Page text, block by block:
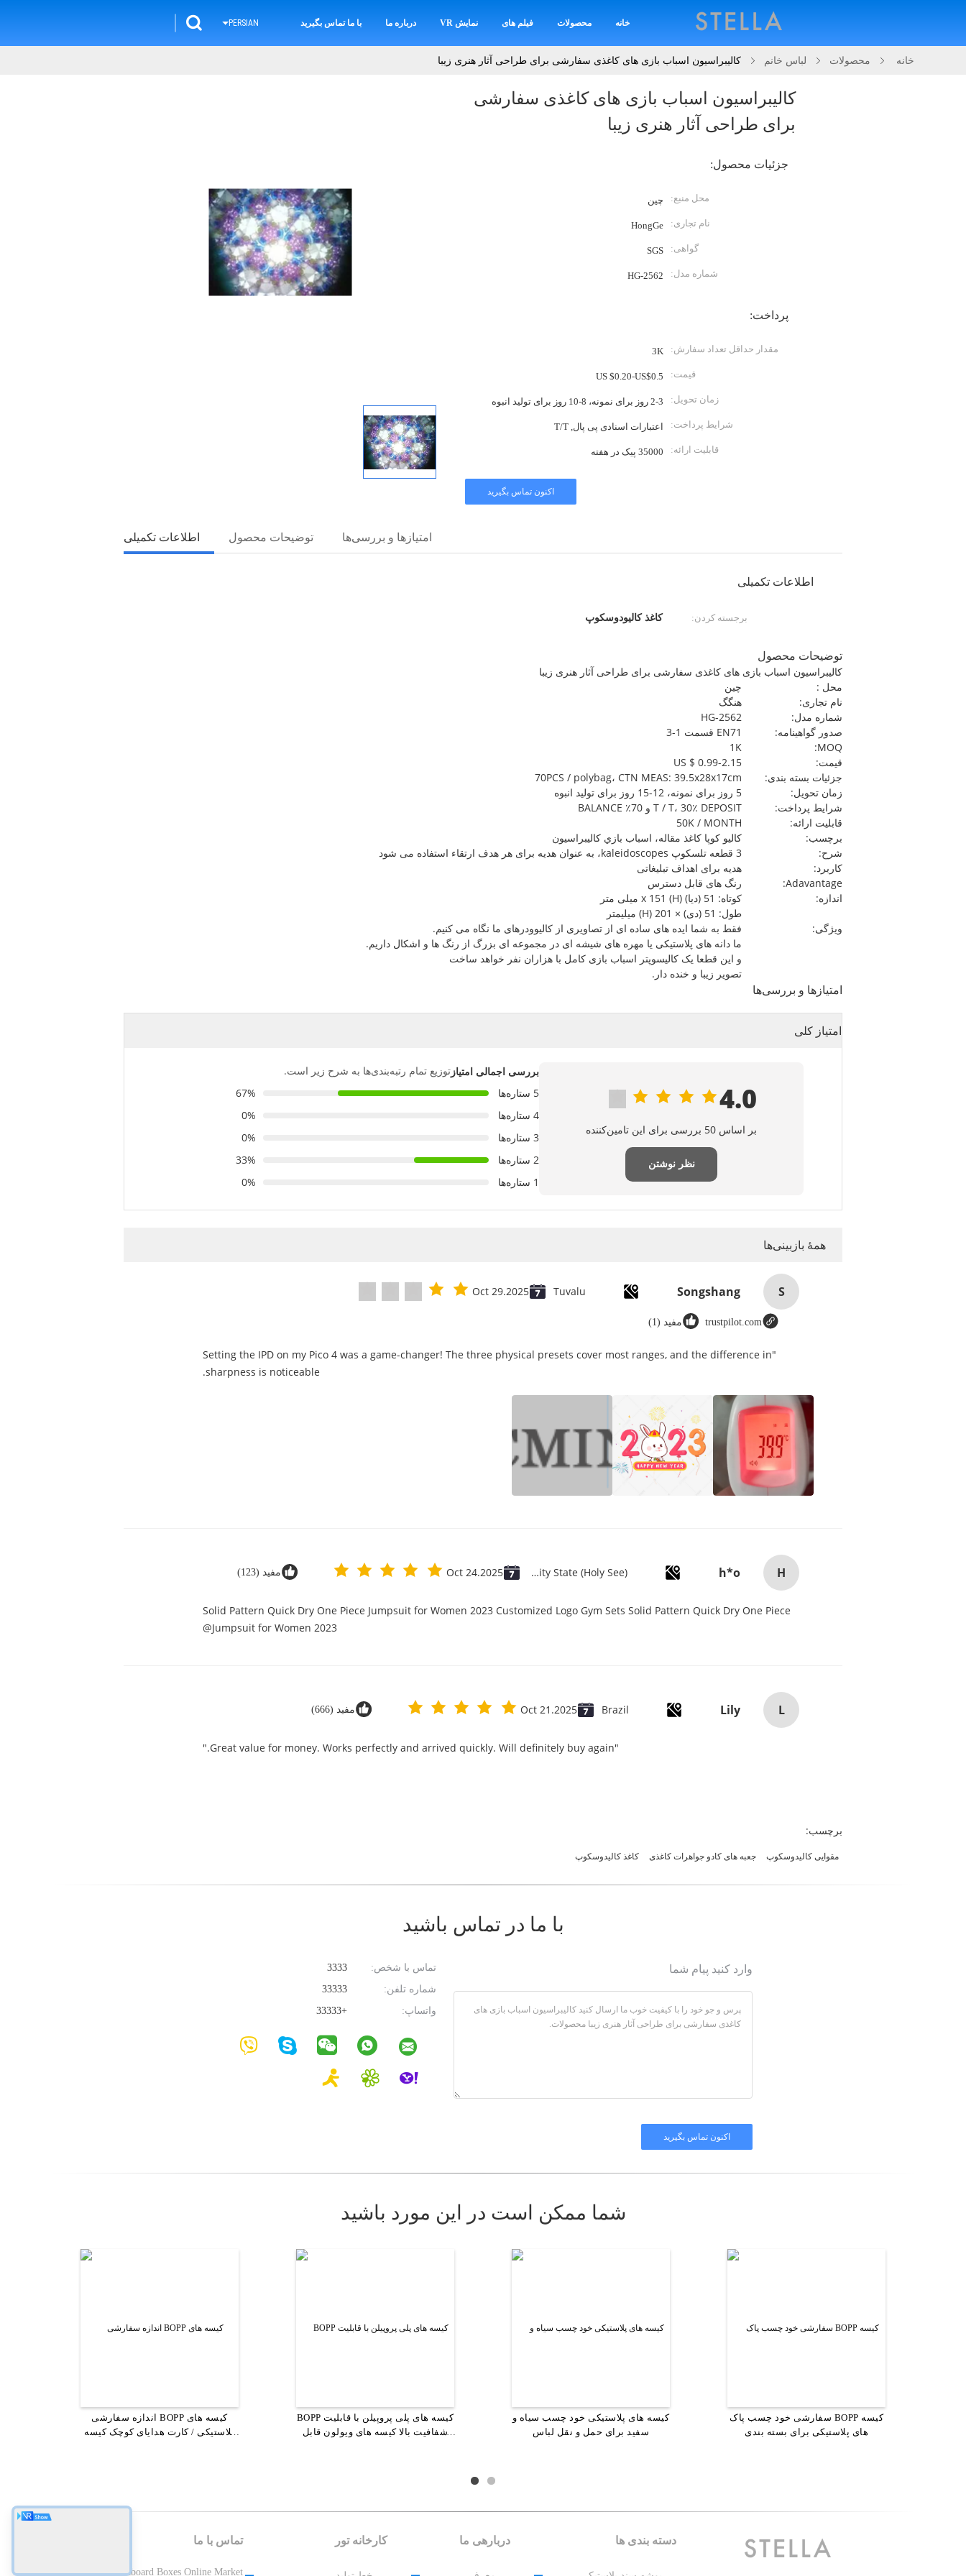
خانه محصولات فیلم های نمایش VR درباره ما با ما تماس بگیرید PERSIAN
خانه محصولات لباس خانم کالیبراسیون اسباب بازی های کاغذی سفارشی برای طراحی آثار هنری زیبا
کالیبراسیون اسباب بازی های کاغذی سفارشی
برای طراحی آثار هنری زیبا
جزئیات محصول:
محل منبع: چين
نام تجاری: HongGe
گواهی: SGS
شماره مدل: HG-2562
پرداخت:
مقدار حداقل تعداد سفارش: 3K
قیمت: US $0.20-US$0.5
زمان تحویل: 2-3 روز برای نمونه، 8-10 روز برای تولید انبوه
شرایط پرداخت: اعتبارات اسنادی پی پال, T/T
قابلیت ارائه: 35000 پیک در هفته
اکنون تماس بگیرید
اطلاعات تکمیلی توضیحات محصول امتیازها و بررسی‌ها
اطلاعات تکمیلی
برجسته کردن: کاغذ کالیودوسکوپ
توضیحات محصول
کالیبراسیون اسباب بازی های کاغذی سفارشی برای طراحی آثار هنری زیبا
محل :
چين
نام تجاری:
هنگگ
شماره مدل:
HG-2562
صدور گواهینامه:
EN71 قسمت 1-3
MOQ:
1K
قیمت:
US $ 0.99-2.15
جزئیات بسته بندی:
70PCS / polybag، CTN MEAS: 39.5x28x17cm
زمان تحویل:
5 روز برای نمونه، 12-15 روز برای تولید انبوه
شرایط پرداخت:
T / T، 30٪ DEPOSIT و 70٪ BALANCE
قابلیت ارائه:
50K / MONTH
برچسب:
كاليو كوپا كاغذ مقاله، اسباب بازي كاليبراسيون
شرح:
3 قطعه تلسکوپ kaleidoscopes، به عنوان هدیه برای هر هدف ارتقاء استفاده می شود
کاربرد:
هدیه برای اهداف تبلیغاتی
Adavantage:
رنگ های قابل دسترس
اندازه:
کوتاه: 51 (دیا) x 151 (H) میلی متر
طول: 51 (دی) × 201 (H) میلیمتر
ویژگی:
فقط به شما ایده های ساده ای از تصاویری از کالیوودرهای ما نگاه می کنیم.
ما دانه های پلاستیکی یا مهره های شیشه ای در مجموعه ای بزرگ از رنگ ها و اشکال داریم.
و این قطعا یک کالیسوپتر اسباب بازی کامل با هزاران نفر خواهد ساخت
تصویر زیبا و خنده دار.
امتیازها و بررسی‌ها
امتیاز کلی
4.0
بر اساس 50 بررسی برای این تامین‌کننده
نظر نوشتن
بررسی اجمالی امتیاز توزیع تمام رتبه‌بندی‌ها به شرح زیر است.
5 ستاره‌ها
67%
4 ستاره‌ها
0%
3 ستاره‌ها
0%
2 ستاره‌ها
33%
1 ستاره‌ها
0%
همهٔ بازبینی‌ها
S
Songshang
Tuvalu
Oct 29.2025
trustpilot.com مفید (1)
"Setting the IPD on my Pico 4 was a game-changer! The three physical presets cover most ranges, and the difference in
sharpness is noticeable.
H
h*o
Vatican City State (Holy See)
Oct 24.2025 مفید (123)
Solid Pattern Quick Dry One Piece Jumpsuit for Women 2023 Customized Logo Gym Sets Solid Pattern Quick Dry One Piece
Jumpsuit for Women 2023@
L
Lily
Brazil
Oct 21.2025 مفید (666)
"Great value for money. Works perfectly and arrived quickly. Will definitely buy again."
برچسب:
مقوایی کالیدوسکوپ جعبه های کادو جواهرات کاغذی کاغذ کالیدوسکوپ
با ما در تماس باشید
تماس با شخص:
شماره تلفن:
واتساپ:
+33333
وارد کنید پیام شما
شما ممکن است در این مورد باشید
اندازه سفارشی BOPP کیسه های
پلاستیکی / کارت هدایای کوچک کیسه
BOPP کیسه های پلی پروپیلن با قابلیت
شفافیت بالا کیسه های ویولون قابل
کیسه های پلاستیکی خود چسب سیاه و
سفید برای حمل و نقل لباس
سفارشی خود چسب پاک BOPP کیسه
های پلاستیکی برای بسته بندی
لایه های پلاستیکی 3 لایه کیسه های
پلاستیکی قابل تنظیم مجدد دایپاک غذا
3 لایه ی کاغذ توالت بزرگ رول برای
خانم / بچه ها، آیتم های بیولوژیکی
کیسه های قابل تعویض پلاستیکی قابل
شستشو یکبار مصرف برای کیسه های
کیسه های پلاستیکی قابل تعویض برای
میوه های خشک
دسته بندی ها دربارهی ما کارخانه تور تماس با ما
China Cardboard Boxes Online Market